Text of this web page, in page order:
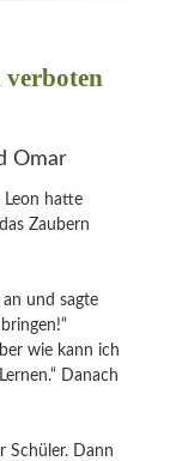
verboten
Omar
Leon hatte
Zaubern
an und sagte
wie kann ich
Danach
Schüler. Dann